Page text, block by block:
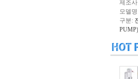
제조
모델
구분:
PUMP)